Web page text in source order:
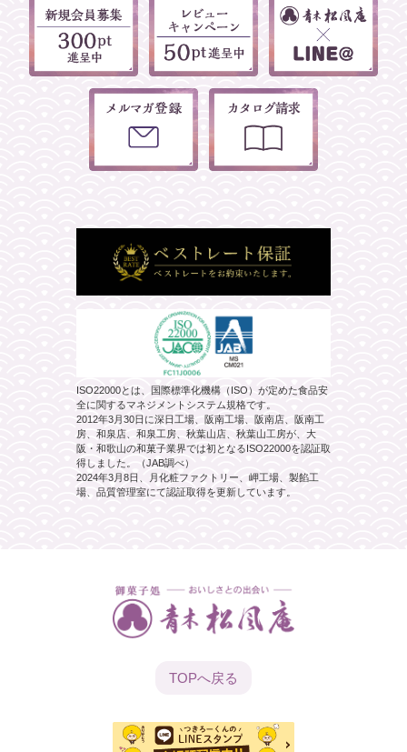
ISO22000とは、国際標準化機構（ISO）が定めた食品安
全に関するマネジメントシステム規格です。
2012年3月30日に深日工場、阪南工場、阪南店、阪南工
房、和泉店、和泉工房、秋葉山店、秋葉山工房が、大
阪・和歌山の和菓子業界では初となるISO22000を認証取
得しました。（JAB調べ）
2024年3月8日、月化粧ファクトリー、岬工場、製餡工
場、品質管理室にて認証取得を更新しています。
TOPへ戻る